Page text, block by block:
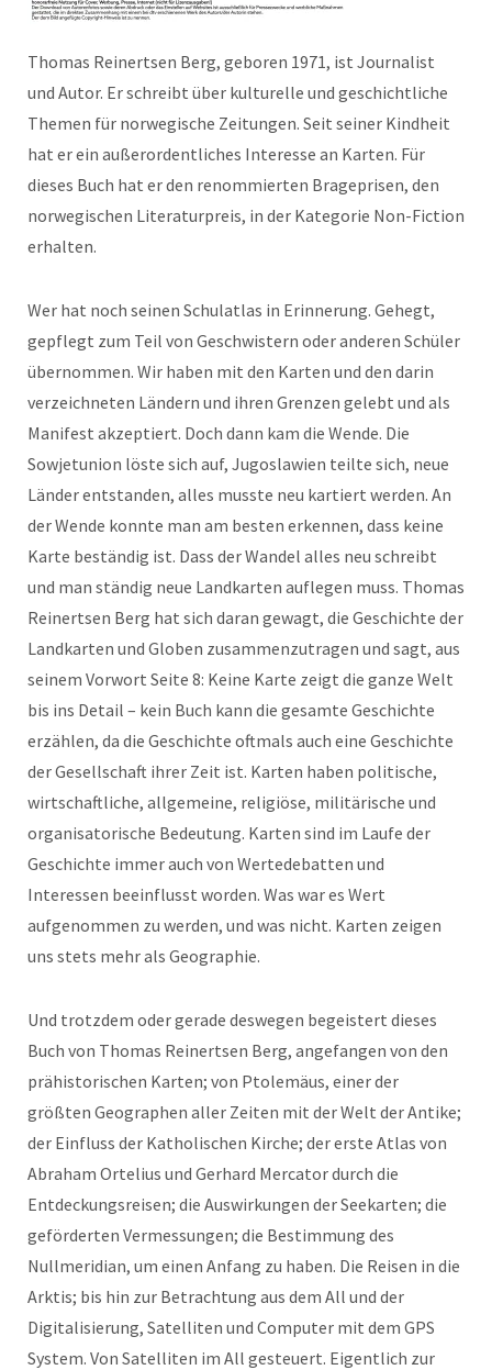
Thomas Reinertsen Berg, geboren 1971, ist Journalist
und Autor. Er schreibt über kulturelle und geschichtliche
Themen für norwegische Zeitungen. Seit seiner Kindheit
hat er ein außerordentliches Interesse an Karten. Für
dieses Buch hat er den renommierten Brageprisen, den
norwegischen Literaturpreis, in der Kategorie Non-Fiction
erhalten.
Wer hat noch seinen Schulatlas in Erinnerung. Gehegt,
gepflegt zum Teil von Geschwistern oder anderen Schüler
übernommen. Wir haben mit den Karten und den darin
verzeichneten Ländern und ihren Grenzen gelebt und als
Manifest akzeptiert. Doch dann kam die Wende. Die
Sowjetunion löste sich auf, Jugoslawien teilte sich, neue
Länder entstanden, alles musste neu kartiert werden. An
der Wende konnte man am besten erkennen, dass keine
Karte beständig ist. Dass der Wandel alles neu schreibt
und man ständig neue Landkarten auflegen muss. Thomas
Reinertsen Berg hat sich daran gewagt, die Geschichte der
Landkarten und Globen zusammenzutragen und sagt, aus
seinem Vorwort Seite 8: Keine Karte zeigt die ganze Welt
bis ins Detail – kein Buch kann die gesamte Geschichte
erzählen, da die Geschichte oftmals auch eine Geschichte
der Gesellschaft ihrer Zeit ist. Karten haben politische,
wirtschaftliche, allgemeine, religiöse, militärische und
organisatorische Bedeutung. Karten sind im Laufe der
Geschichte immer auch von Wertedebatten und
Interessen beeinflusst worden. Was war es Wert
aufgenommen zu werden, und was nicht. Karten zeigen
uns stets mehr als Geographie.
Und trotzdem oder gerade deswegen begeistert dieses
Buch von Thomas Reinertsen Berg, angefangen von den
prähistorischen Karten; von Ptolemäus, einer der
größten Geographen aller Zeiten mit der Welt der Antike;
der Einfluss der Katholischen Kirche; der erste Atlas von
Abraham Ortelius und Gerhard Mercator durch die
Entdeckungsreisen; die Auswirkungen der Seekarten; die
geförderten Vermessungen; die Bestimmung des
Nullmeridian, um einen Anfang zu haben. Die Reisen in die
Arktis; bis hin zur Betrachtung aus dem All und der
Digitalisierung, Satelliten und Computer mit dem GPS
System. Von Satelliten im All gesteuert. Eigentlich zur